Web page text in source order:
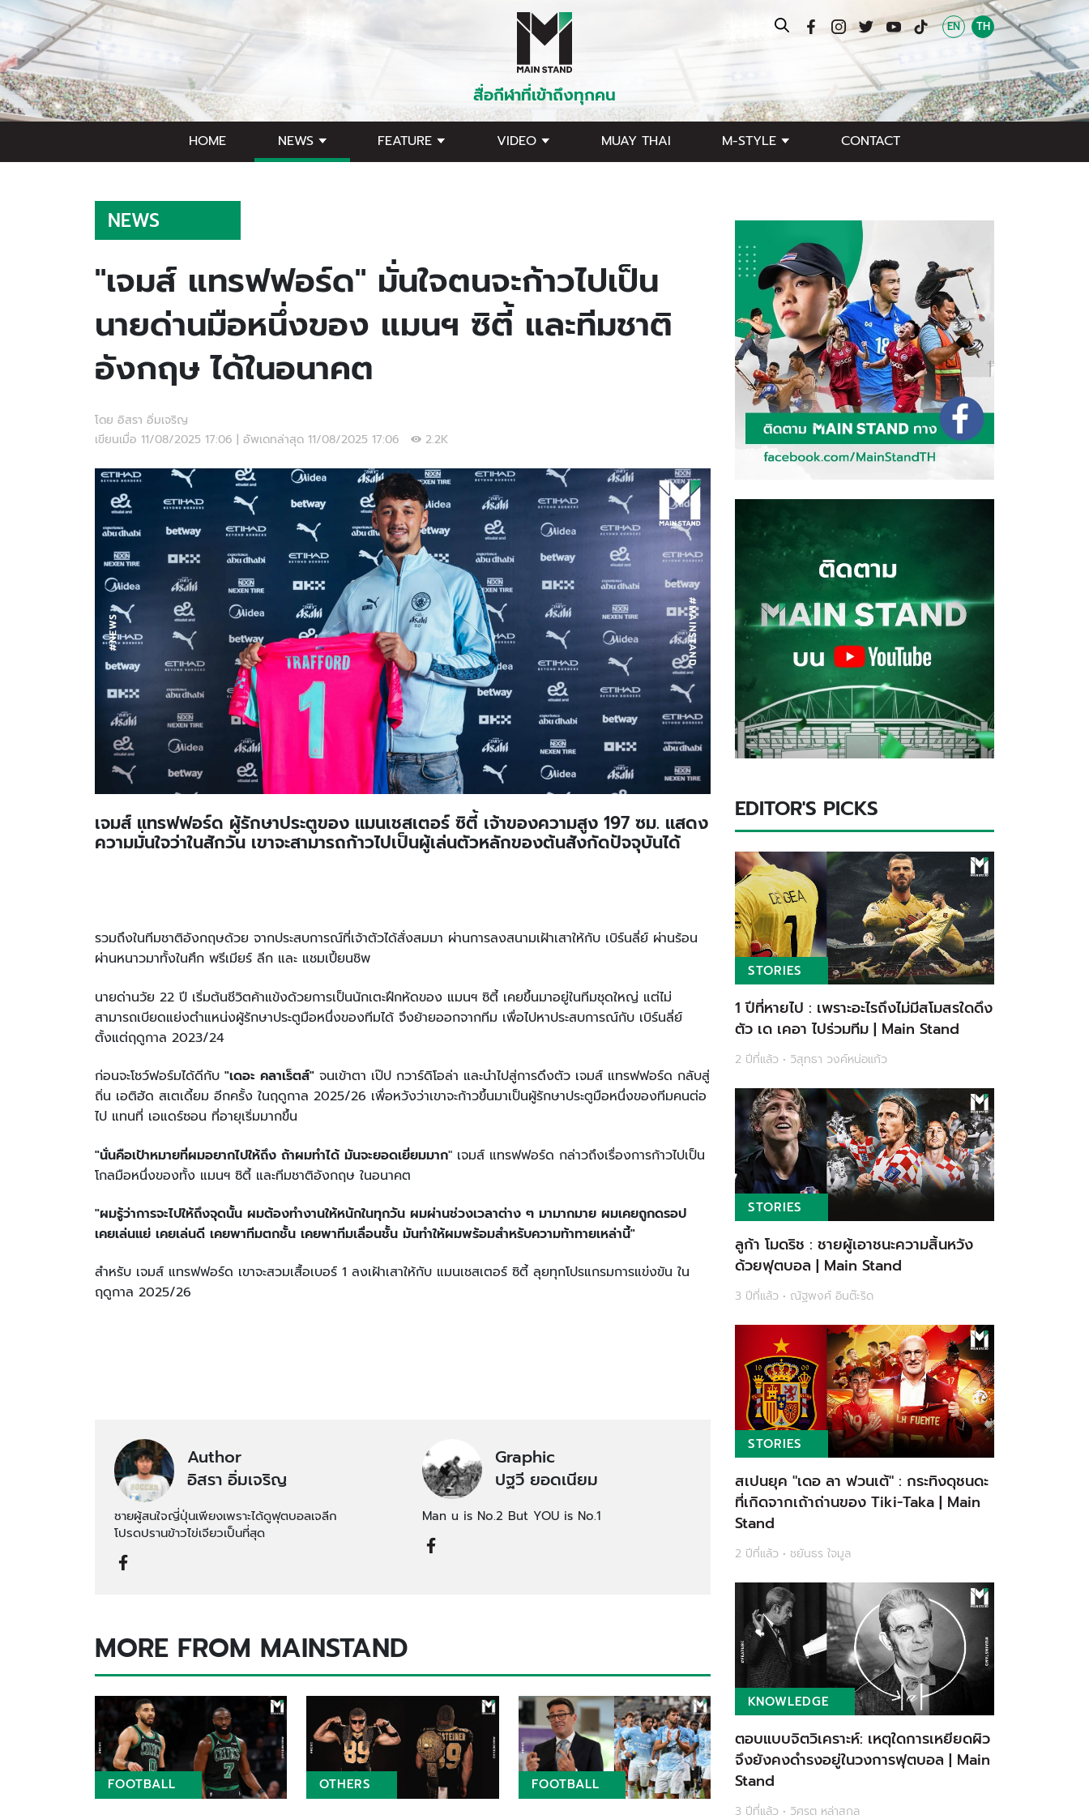
สื่อกีฬาที่เข้าถึงทุกคน
EN TH
HOME NEWS FEATURE VIDEO MUAY THAI M-STYLE CONTACT
NEWS
"เจมส์ แทรฟฟอร์ด" มั่นใจตนจะก้าวไปเป็น
นายด่านมือหนึ่งของ แมนฯ ซิตี้ และทีมชาติ
อังกฤษ ได้ในอนาคต
โดย อิสรา อิ่มเจริญ
เขียนเมื่อ 11/08/2025 17:06 | อัพเดทล่าสุด 11/08/2025 17:06
2.2K
เจมส์ แทรฟฟอร์ด ผู้รักษาประตูของ แมนเชสเตอร์ ซิตี้ เจ้าของความสูง 197 ซม. แสดง
ความมั่นใจว่าในสักวัน เขาจะสามารถก้าวไปเป็นผู้เล่นตัวหลักของต้นสังกัดปัจจุบันได้
รวมถึงในทีมชาติอังกฤษด้วย จากประสบการณ์ที่เจ้าตัวได้สั่งสมมา ผ่านการลงสนามเฝ้าเสาให้กับ เบิร์นลี่ย์ ผ่านร้อน
ผ่านหนาวมาทั้งในศึก พรีเมียร์ ลีก และ แชมเปี้ยนชิพ
นายด่านวัย 22 ปี เริ่มต้นชีวิตค้าแข้งด้วยการเป็นนักเตะฝึกหัดของ แมนฯ ซิตี้ เคยขึ้นมาอยู่ในทีมชุดใหญ่ แต่ไม่
สามารถเบียดแย่งตำแหน่งผู้รักษาประตูมือหนึ่งของทีมได้ จึงย้ายออกจากทีม เพื่อไปหาประสบการณ์กับ เบิร์นลี่ย์
ตั้งแต่ฤดูกาล 2023/24
ก่อนจะโชว์ฟอร์มได้ดีกับ "เดอะ คลาเร็ตส์" จนเข้าตา เป๊ป กวาร์ดิโอล่า และนำไปสู่การดึงตัว เจมส์ แทรฟฟอร์ด กลับสู่
ถิ่น เอติฮัด สเตเดี้ยม อีกครั้ง ในฤดูกาล 2025/26 เพื่อหวังว่าเขาจะก้าวขึ้นมาเป็นผู้รักษาประตูมือหนึ่งของทีมคนต่อ
ไป แทนที่ เอแดร์ซอน ที่อายุเริ่มมากขึ้น
"นั่นคือเป้าหมายที่ผมอยากไปให้ถึง ถ้าผมทำได้ มันจะยอดเยี่ยมมาก" เจมส์ แทรฟฟอร์ด กล่าวถึงเรื่องการก้าวไปเป็น
โกลมือหนึ่งของทั้ง แมนฯ ซิตี้ และทีมชาติอังกฤษ ในอนาคต
"ผมรู้ว่าการจะไปให้ถึงจุดนั้น ผมต้องทำงานให้หนักในทุกวัน ผมผ่านช่วงเวลาต่าง ๆ มามากมาย ผมเคยถูกดรอป
เคยเล่นแย่ เคยเล่นดี เคยพาทีมตกชั้น เคยพาทีมเลื่อนชั้น มันทำให้ผมพร้อมสำหรับความท้าทายเหล่านี้"
สำหรับ เจมส์ แทรฟฟอร์ด เขาจะสวมเสื้อเบอร์ 1 ลงเฝ้าเสาให้กับ แมนเชสเตอร์ ซิตี้ ลุยทุกโปรแกรมการแข่งขัน ใน
ฤดูกาล 2025/26
Author
อิสรา อิ่มเจริญ
ชายผู้สนใจญี่ปุ่นเพียงเพราะได้ดูฟุตบอลเจลีก
โปรดปรานข้าวไข่เจียวเป็นที่สุด
Graphic
ปฐวี ยอดเนียม
Man u is No.2 But YOU is No.1
MORE FROM MAINSTAND
FOOTBALL OTHERS FOOTBALL
EDITOR'S PICKS
STORIES
1 ปีที่หายไป : เพราะอะไรถึงไม่มีสโมสรใดดึง
ตัว เด เคอา ไปร่วมทีม | Main Stand
2 ปีที่แล้ว • วิสุทธา วงค์หน่อแก้ว
STORIES
ลูก้า โมดริช : ชายผู้เอาชนะความสิ้นหวัง
ด้วยฟุตบอล | Main Stand
3 ปีที่แล้ว • ณัฐพงศ์ อินต๊ะริด
STORIES
สเปนยุค "เดอ ลา ฟวนเต้" : กระทิงดุชนดะ
ที่เกิดจากเถ้าถ่านของ Tiki-Taka | Main
Stand
2 ปีที่แล้ว • ชยันธร ใจมูล
KNOWLEDGE
ตอบแบบจิตวิเคราะห์: เหตุใดการเหยียดผิว
จึงยังคงดำรงอยู่ในวงการฟุตบอล | Main
Stand
3 ปีที่แล้ว • วิศรุต หล่าสกุล